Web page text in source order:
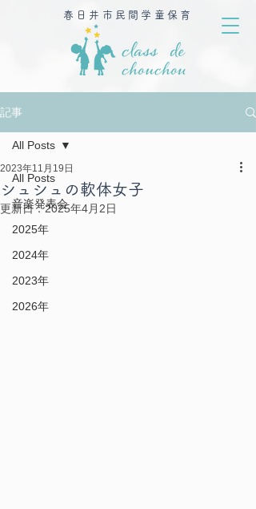
春日井市民間学童保育
記事
All Posts
音楽発表会
2025年
2024年
2023年
2026年
All Posts
シュシュの軟体女子
2023年11月19日
更新日：2025年4月2日